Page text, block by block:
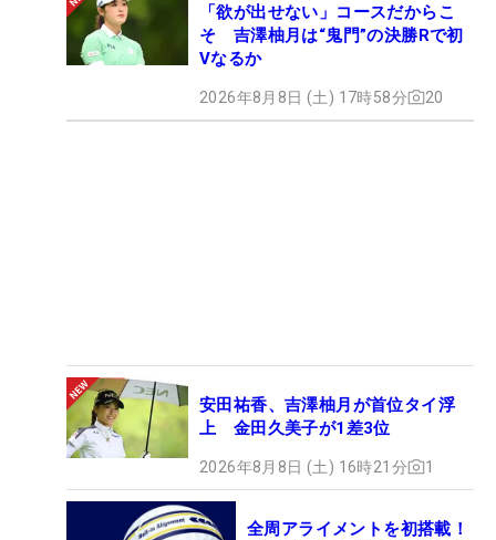
「欲が出せない」コースだからこ
そ 吉澤柚月は“鬼門”の決勝Rで初
Vなるか
2026年8月8日 (土) 17時58分 20
安田祐香、吉澤柚月が首位タイ浮
上 金田久美子が1差3位
2026年8月8日 (土) 16時21分 1
全周アライメントを初搭載！